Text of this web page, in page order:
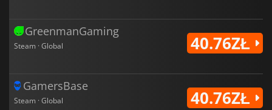
GreenmanGaming
Steam · Global 40.76ZŁ
GamersBase
Steam · Global 40.76ZŁ